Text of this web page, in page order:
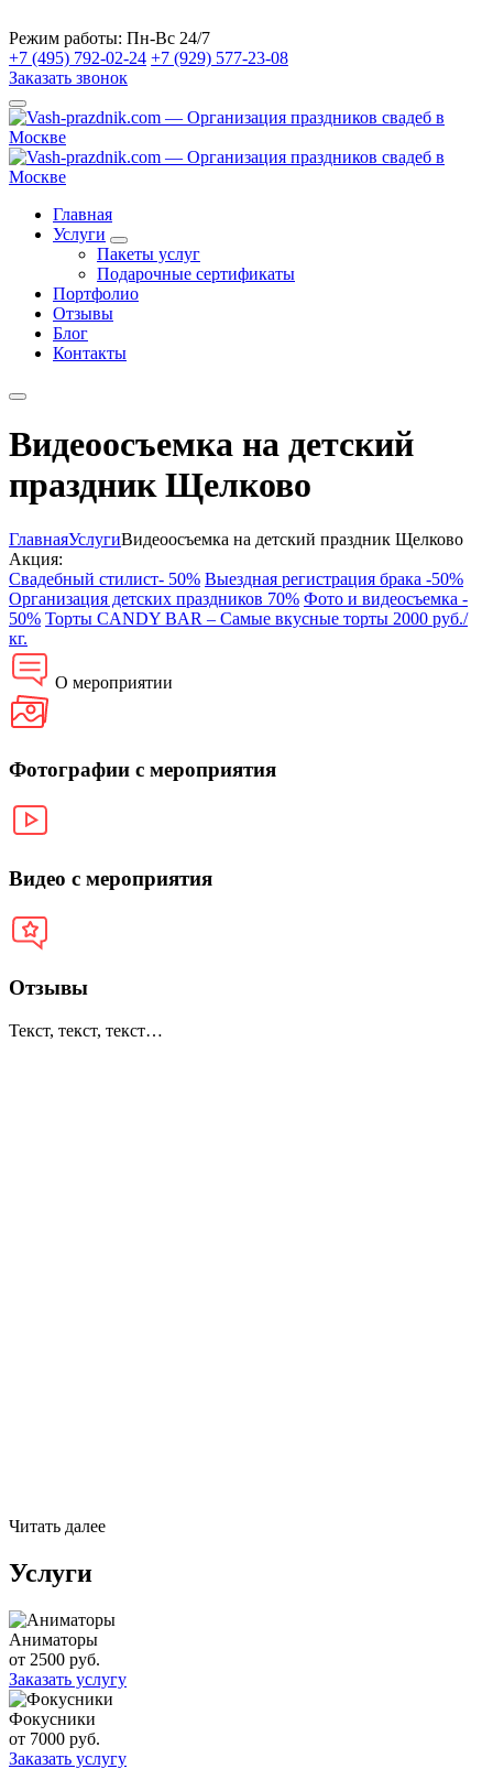
Режим работы: Пн-Вс 24/7
+7 (495) 792-02-24 +7 (929) 577-23-08
Заказать звонок
Главная
Услуги
Пакеты услуг
Подарочные сертификаты
Портфолио
Отзывы
Блог
Контакты
Видеоосъемка на детский
праздник Щелково
ГлавнаяУслугиВидеоосъемка на детский праздник Щелково
Акция:
Свадебный стилист- 50% Выездная регистрация брака -50%
Организация детских праздников 70% Фото и видеосъемка -
50% Торты CANDY BAR – Самые вкусные торты 2000 руб./
кг.
О мероприятии
Фотографии с мероприятия
Видео с мероприятия
Отзывы
Текст, текст, текст…
Читать далее
Услуги
Аниматоры
от 2500 руб.
Заказать услугу
Фокусники
от 7000 руб.
Заказать услугу